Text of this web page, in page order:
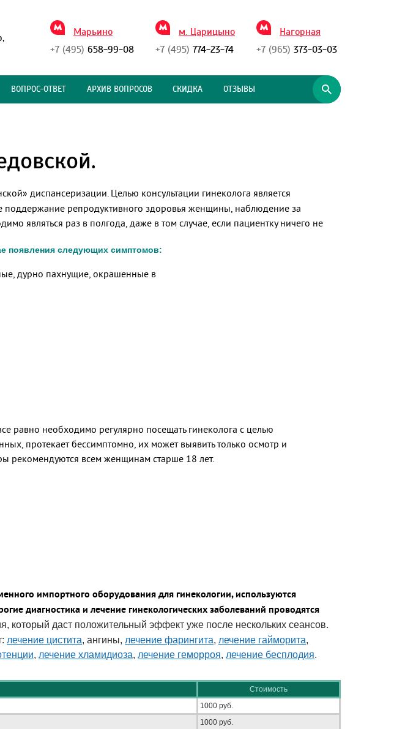
Марьино
+7 (495) 658-99-08
м. Царицыно
+7 (495) 774-23-74
Нагорная
+7 (965) 373-03-03
ВОПРОС-ОТВЕТ АРХИВ ВОПРОСОВ СКИДКА ОТЗЫВЫ
диспансеризации. Целью консультации гинеколога является
репродуктивного здоровья женщины, наблюдение за
являться раз в полгода, даже в том случае, если пациентку ничего не
появления следующих симптомов:
дурно пахнущие, окрашенные в
равно необходимо регулярно посещать гинеколога с целью
протекает бессимптомно, их может выявить только осмотр и
рекомендуются всем женщинам старше 18 лет.
импортного оборудования для гинекологии, используются
диагностика и лечение гинекологических заболеваний проводятся
который даст положительный эффект уже после нескольких сеансов.
лечение цистита, ангины, лечение фарингита, лечение гайморита,
, лечение хламидиоза, лечение геморроя, лечение бесплодия.
Стоимость
1000 руб.
1000 руб.